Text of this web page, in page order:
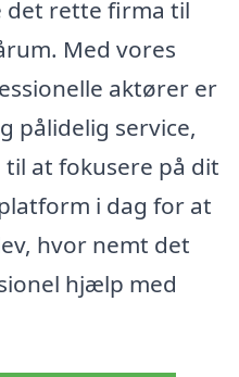
det rette firma til
Med vores
aktører er
pålidelig service,
at fokusere på dit
i dag for at
hvor nemt det
hjælp med